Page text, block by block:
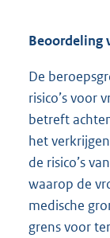
Beoordeling
De
risico’s voor
betreft
het
de risico’s
waarop de
medische
grens voor